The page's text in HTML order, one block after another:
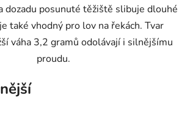
dozadu posunuté těžiště slibuje dlouhé
také vhodný pro lov na řekách. Tvar
váha 3,2 gramů odolávají i silnějšímu
proudu.